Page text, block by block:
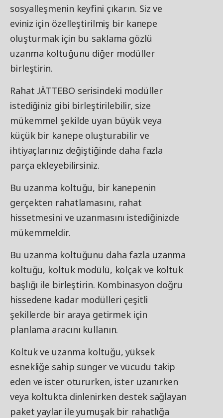
sosyalleşmenin keyfini çıkarın. Siz ve
eviniz için özelleştirilmiş bir kanepe
oluşturmak için bu saklama gözlü
uzanma koltuğunu diğer modüller
birleştirin.
Rahat JÄTTEBO serisindeki modüller
istediğiniz gibi birleştirilebilir, size
mükemmel şekilde uyan büyük veya
küçük bir kanepe oluşturabilir ve
ihtiyaçlarınız değiştiğinde daha fazla
parça ekleyebilirsiniz.
Bu uzanma koltuğu, bir kanepenin
gerçekten rahatlamasını, rahat
hissetmesini ve uzanmasını istediğinizde
mükemmeldir.
Bu uzanma koltuğunu daha fazla uzanma
koltuğu, koltuk modülü, kolçak ve koltuk
başlığı ile birleştirin. Kombinasyon doğru
hissedene kadar modülleri çeşitli
şekillerde bir araya getirmek için
planlama aracını kullanın.
Koltuk ve uzanma koltuğu, yüksek
esnekliğe sahip sünger ve vücudu takip
eden ve ister otururken, ister uzanırken
veya koltukta dinlenirken destek sağlayan
paket yaylar ile yumuşak bir rahatlığa